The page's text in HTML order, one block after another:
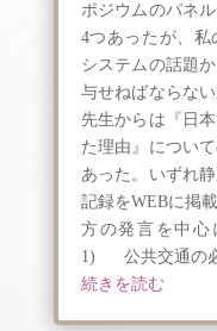
ポジウムのパネ
4つあったが、
システムの話題
与せねばならな
先生からは『日
た理由』につい
あった。いずれ
記録をWEBに掲
方の発言を中心
1) 公共交通の必
続きを読む